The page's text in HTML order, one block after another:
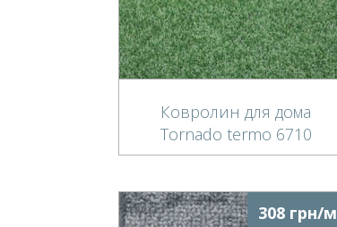
Ковролин для дома
Tornado termo 6710
308 грн/м